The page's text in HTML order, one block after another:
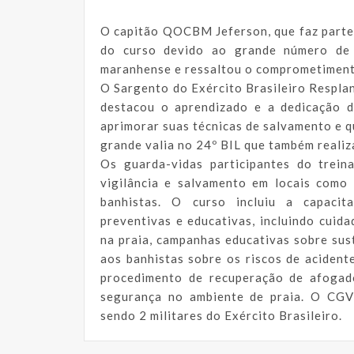
O capitão QOCBM Jeferson, que faz
do curso devido ao grande número
maranhense e ressaltou o
O Sargento do Exército Brasileiro
destacou o aprendizado e a dedicação
aprimorar suas técnicas de salvamento e
grande valia no 24º BIL que também
Os guarda-vidas participantes do
vigilância e salvamento em locais
banhistas. O curso incluiu a
preventivas e educativas, incluindo
na praia, campanhas educativas sobre
aos banhistas sobre os riscos de
procedimento de recuperação de
segurança no ambiente de praia. O
sendo 2 militares do Exército Brasileiro.